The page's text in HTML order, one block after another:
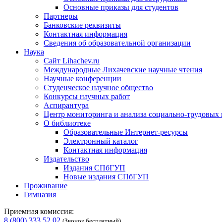
Основные приказы для студентов
Партнеры
Банковские реквизиты
Контактная информация
Сведения об образовательной организации
Наука
Сайт Lihachev.ru
Международные Лихачевские научные чтения
Научные конференции
Студенческое научное общество
Конкурсы научных работ
Аспирантура
Центр мониторинга и анализа социально-трудовых
О библиотеке
Образовательные Интернет-ресурсы
Электронный каталог
Контактная информация
Издательство
Издания СПбГУП
Новые издания СПбГУП
Проживание
Гимназия
Приемная комиссия:
8 (800) 333 52 02